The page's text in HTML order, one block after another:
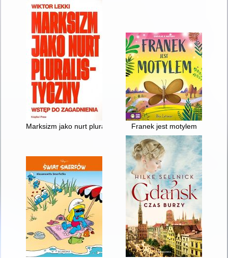
Marksizm jako nurt pluralistyczny : wstęp do zagadnienia
Franek jest motylem